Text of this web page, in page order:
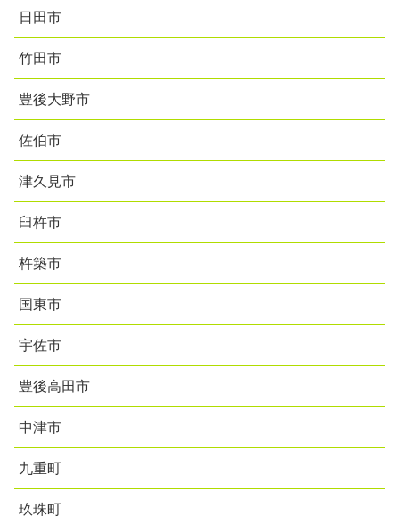
日田市
竹田市
豊後大野市
佐伯市
津久見市
臼杵市
杵築市
国東市
宇佐市
豊後高田市
中津市
九重町
玖珠町